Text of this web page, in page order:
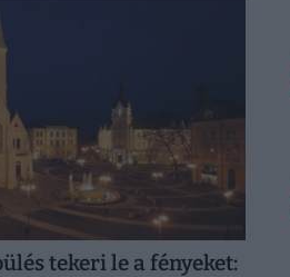
tekeri le a fényeket: